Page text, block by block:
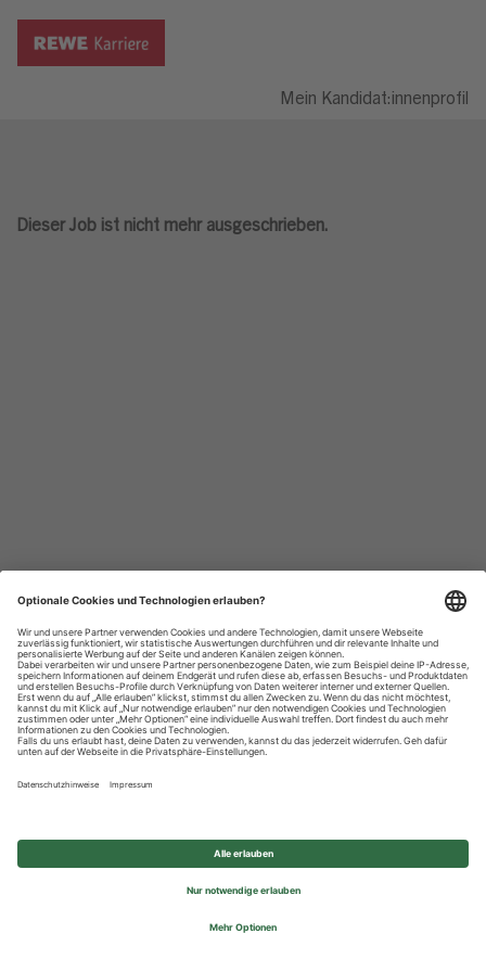
Mein Kandidat:innenprofil
Dieser Job ist nicht mehr ausgeschrieben.
Datenschutzhinweise
Impressum
Privatsphäre-Einstellungen
© 2026 REWE Group - All rights reserved